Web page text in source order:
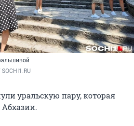
уральскую пару, которая
Абхазии.